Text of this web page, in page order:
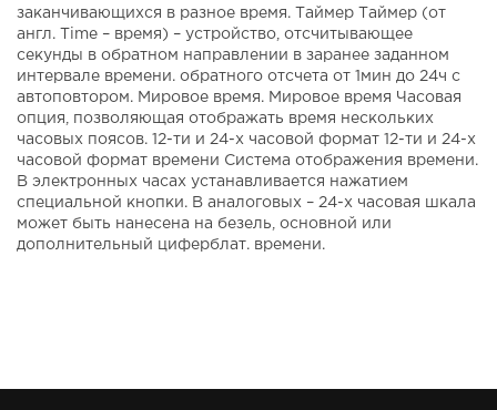
заканчивающихся в разное время. Таймер Таймер (от
англ. Time – время) – устройство, отсчитывающее
секунды в обратном направлении в заранее заданном
интервале времени. обратного отсчета от 1мин до 24ч с
автоповтором. Мировое время. Мировое время Часовая
опция, позволяющая отображать время нескольких
часовых поясов. 12-ти и 24-х часовой формат 12-ти и 24-х
часовой формат времени Система отображения времени.
В электронных часах устанавливается нажатием
специальной кнопки. В аналоговых – 24-х часовая шкала
может быть нанесена на безель, основной или
дополнительный циферблат. времени.